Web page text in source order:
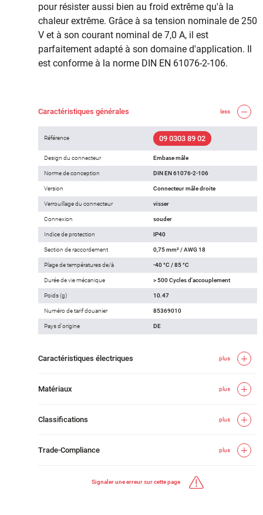
pour résister aussi bien au froid extrême qu'à la
chaleur extrême. Grâce à sa tension nominale de 250
V et à son courant nominal de 7,0 A, il est
parfaitement adapté à son domaine d'application. Il
est conforme à la norme DIN EN 61076-2-106.
Caractéristiques générales less
Référence 09 0303 89 02
Design du connecteur Embase mâle
Norme de conception DIN EN 61076-2-106
Version Connecteur mâle droite
Verrouillage du connecteur visser
Connexion souder
Indice de protection IP40
Section de raccordement 0,75 mm² / AWG 18
Plage de températures de/à -40 °C / 85 °C
Durée de vie mécanique > 500 Cycles d'accouplement
Poids (g) 10.47
Numéro de tarif douanier 85369010
Pays d'origine DE
Caractéristiques électriques plus
Matériaux plus
Classifications plus
Trade-Compliance plus
Signaler une erreur sur cette page